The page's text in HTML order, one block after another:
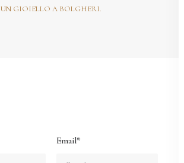
UN GIOIELLO A BOLGHERI.
Email*